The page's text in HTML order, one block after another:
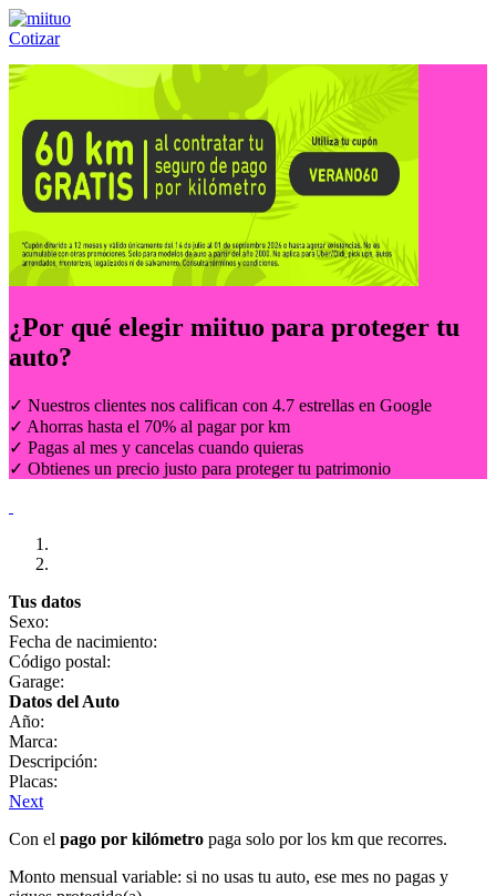
Cotizar
Llámanos al:(55) 84-21-05-00 ó
¿Por qué elegir miituo para proteger tu
auto?
✓ Nuestros clientes nos califican con 4.7 estrellas en Google
✓ Ahorras hasta el 70% al pagar por km
✓ Pagas al mes y cancelas cuando quieras
✓ Obtienes un precio justo para proteger tu patrimonio
Tus datos
Sexo:
Fecha de nacimiento:
Código postal:
Garage:
Datos del Auto
Año:
Marca:
Descripción:
Placas:
Next
Con el pago por kilómetro paga solo por los km que recorres.
Monto mensual variable: si no usas tu auto, ese mes no pagas y